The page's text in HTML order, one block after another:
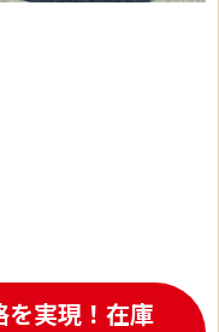
を実現！在庫